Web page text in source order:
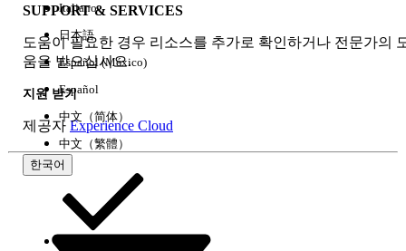
SUPPORT & SERVICES
도움이 필요한 경우 리소스를 추가로 확인하거나 전문가의
움을 받으십시오.
지원 받기
제공자 Experience Cloud
한국어
Italiano
日本語
Español (México)
Español
中文（简体）
中文（繁體）